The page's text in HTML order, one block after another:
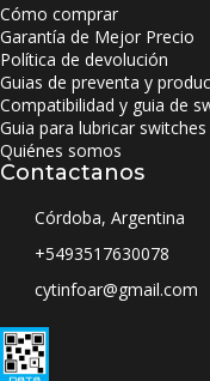
Cómo comprar
Garantía de Mejor Precio
Política de devolución
Guias de preventa y
Compatibilidad y guia de
Guia para lubricar switches
Quiénes somos
Contactanos
Córdoba, Argentina
+5493517630078
cytinfoar@gmail.com